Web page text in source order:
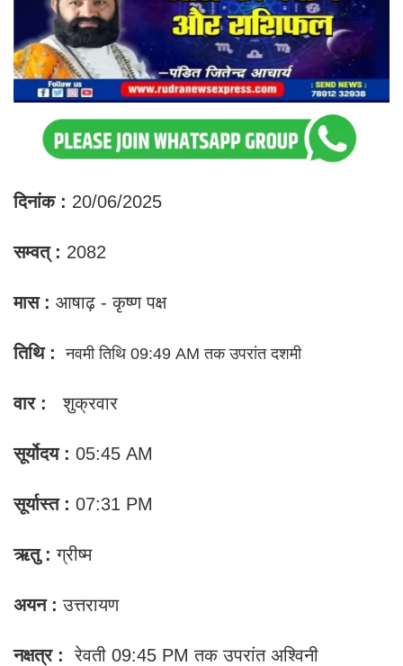
दिनांक : 20/06/2025
सम्वत् : 2082
मास : आषाढ़ - कृष्ण पक्ष
तिथि : नवमी तिथि 09:49 AM तक उपरांत दशमी
वार : शुक्रवार
सूर्योदय : 05:45 AM
सूर्यास्त : 07:31 PM
ऋतु :ग्रीष्म
अयन : उत्तरायण
नक्षत्र : रेवती 09:45 PM तक उपरांत अश्विनी